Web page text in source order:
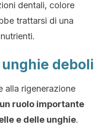
dentali, colore
trattarsi di una
unghie deboli
alla rigenerazione
ruolo importante
e delle unghie.